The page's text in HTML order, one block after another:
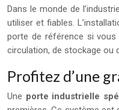
Dans le monde de
utiliser et fiables.
porte de référence si
circulation, de stockage ou
Profitez d’une
Une porte industrielle